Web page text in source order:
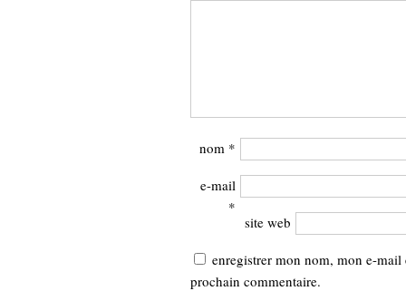
nom *
e-mail
*
site web
enregistrer mon nom, mon e-
prochain commentaire.